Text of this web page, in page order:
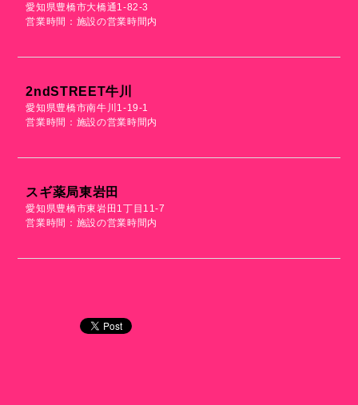
愛知県豊橋市大橋通1-82-3
営業時間：施設の営業時間内
2ndSTREET牛川
愛知県豊橋市南牛川1-19-1
営業時間：施設の営業時間内
スギ薬局東岩田
愛知県豊橋市東岩田1丁目11-7
営業時間：施設の営業時間内